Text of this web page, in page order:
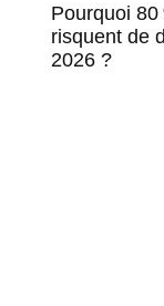
Pourquoi
risquent de
2026 ?